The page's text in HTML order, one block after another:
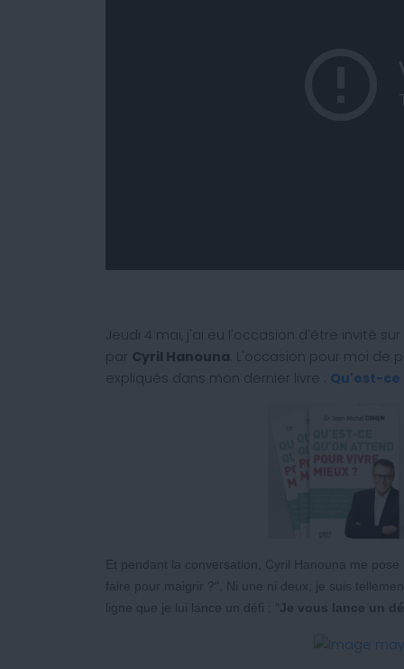
Jeudi 4 mai, j'ai eu l'occasion d'être invité
par Cyril Hanouna . L'occasion pour moi de
expliqués dans mon dernier livre : Qu'est-ce
Et pendant la conversation, Cyril Hanouna me
faire pour maigrir ?". Ni une ni deux, je suis
ligne que je lui lance un défi : " Je vous lance un